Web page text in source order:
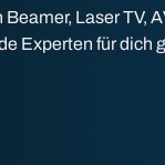
Laser TV,
Experten für dich